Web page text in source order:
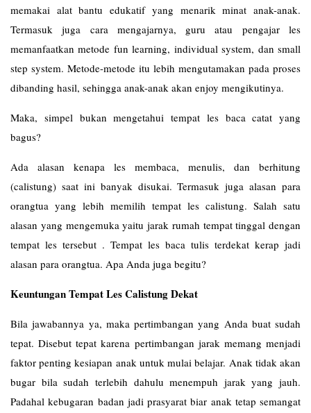
memakai alat bantu edukatif yang menarik minat anak-anak.
Termasuk juga cara mengajarnya, guru atau pengajar les
memanfaatkan metode fun learning, individual system, dan small
step system. Metode-metode itu lebih mengutamakan pada proses
dibanding hasil, sehingga anak-anak akan enjoy mengikutinya.
Maka, simpel bukan mengetahui tempat les baca catat yang
bagus?
Ada alasan kenapa les membaca, menulis, dan berhitung
(calistung) saat ini banyak disukai. Termasuk juga alasan para
orangtua yang lebih memilih tempat les calistung. Salah satu
alasan yang mengemuka yaitu jarak rumah tempat tinggal dengan
tempat les tersebut . Tempat les baca tulis terdekat kerap jadi
alasan para orangtua. Apa Anda juga begitu?
Keuntungan Tempat Les Calistung Dekat
Bila jawabannya ya, maka pertimbangan yang Anda buat sudah
tepat. Disebut tepat karena pertimbangan jarak memang menjadi
faktor penting kesiapan anak untuk mulai belajar. Anak tidak akan
bugar bila sudah terlebih dahulu menempuh jarak yang jauh.
Padahal kebugaran badan jadi prasyarat biar anak tetap semangat